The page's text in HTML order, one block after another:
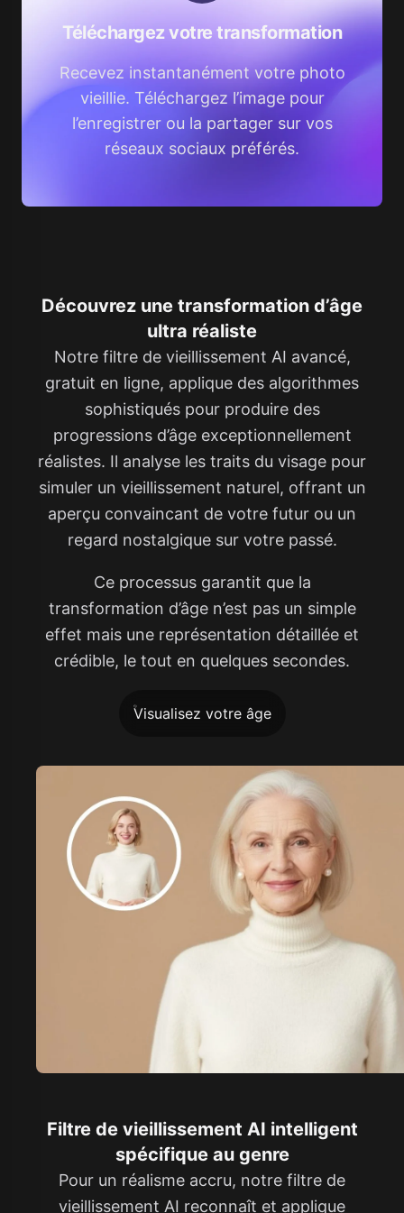
Téléchargez votre transformation
Recevez instantanément votre photo
vieillie. Téléchargez l’image pour
l’enregistrer ou la partager sur vos
réseaux sociaux préférés.
Découvrez une transformation d’âge
ultra réaliste
Notre filtre de vieillissement AI avancé,
gratuit en ligne, applique des algorithmes
sophistiqués pour produire des
progressions d’âge exceptionnellement
réalistes. Il analyse les traits du visage pour
simuler un vieillissement naturel, offrant un
aperçu convaincant de votre futur ou un
regard nostalgique sur votre passé.
Ce processus garantit que la
transformation d’âge n’est pas un simple
effet mais une représentation détaillée et
crédible, le tout en quelques secondes.
Visualisez votre âge
Filtre de vieillissement AI intelligent
spécifique au genre
Pour un réalisme accru, notre filtre de
vieillissement AI reconnaît et applique